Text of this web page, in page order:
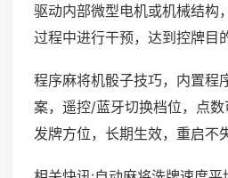
驱动内部微型电机或机械结构
过程中进行干预，达到控牌目
程序麻将机骰子技巧，内置程
案，遥控/蓝牙切换档位，点
发牌方位，长期生效，重启不